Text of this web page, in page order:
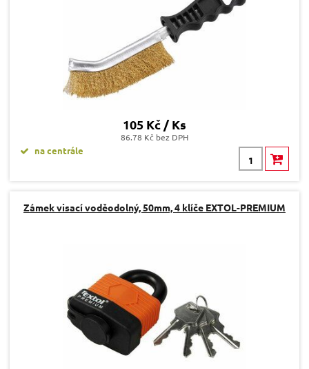
105 Kč / Ks
86.78 Kč bez DPH
na centrále
Zámek visací voděodolný, 50mm, 4 klíče EXTOL-PREMIUM